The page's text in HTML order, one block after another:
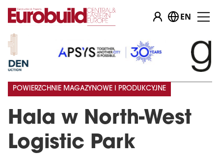
EN
Hala w North-West
Logistic Park
POWIERZCHNIE MAGAZYNOWE I PRODUKCYJNE